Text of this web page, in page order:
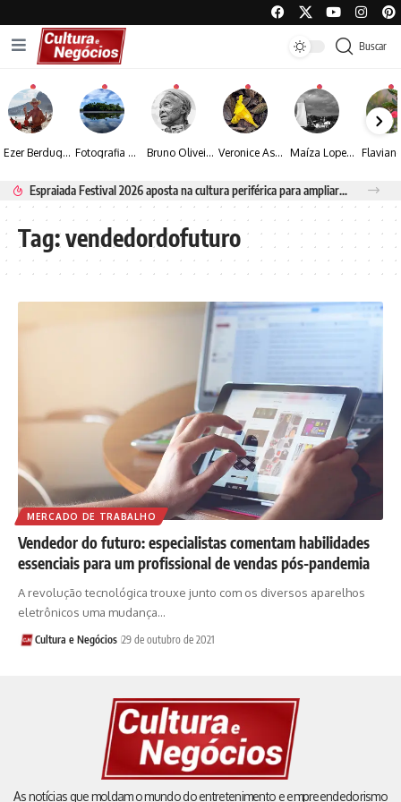
Buscar
Ezer Berdugo transforma experiências multiculturais e memórias em narrativas visuais por meio da fotografia Fotografia de Fátima Carlini transforma paisagens naturais em experiências de contemplação Bruno Oliveira retrata o cotidiano urbano por meio da fotografia em preto e branco Veronice Assini Saes transforma a natureza em fotografias marcadas pela sensibilidade Maíza Lopes transforma cultura popular baiana em narrativas fotográficas
Espraiada Festival 2026 aposta na cultura periférica para ampliar oportunidades na zona sul
Tag:vendedordofuturo
MERCADO DE TRABALHO
Vendedor do futuro: especialistas comentam habilidades
essenciais para um profissional de vendas pós-pandemia
A revolução tecnológica trouxe junto com os diversos aparelhos
eletrônicos uma mudança…
Cultura e Negócios 29 de outubro de 2021
As notícias que moldam o mundo do entretenimento e empreendedorismo